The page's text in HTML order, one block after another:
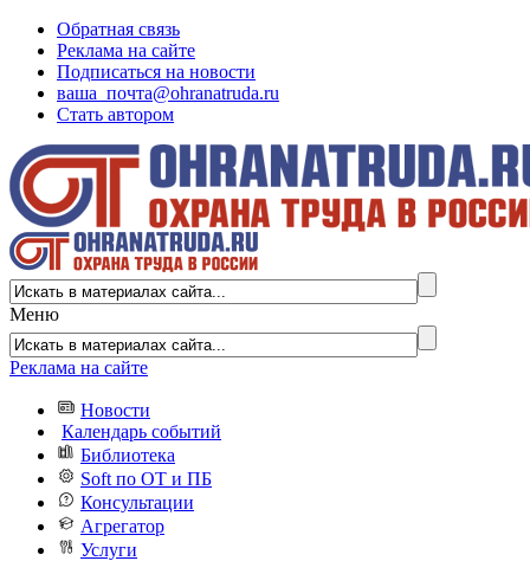
Обратная связь
Реклама на сайте
Подписаться на новости
ваша_почта@ohranatruda.ru
Стать автором
Меню
Реклама на сайте
Новости
Календарь событий
Библиотека
Soft по ОТ и ПБ
Консультации
Агрегатор
Услуги